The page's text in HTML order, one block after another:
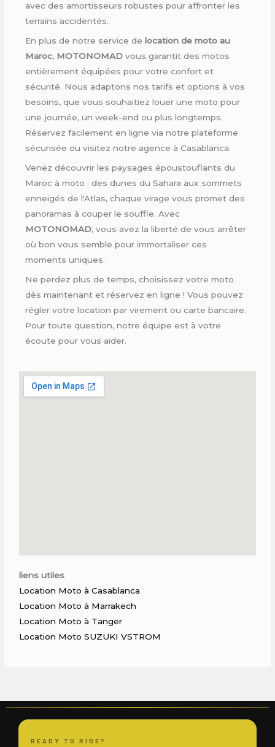
avec des amortisseurs robustes pour affronter les
terrains accidentés.
En plus de notre service de location de moto au
Maroc, MOTONOMAD vous garantit des motos
entièrement équipées pour votre confort et
sécurité. Nous adaptons nos tarifs et options à vos
besoins, que vous souhaitiez louer une moto pour
une journée, un week-end ou plus longtemps.
Réservez facilement en ligne via notre plateforme
sécurisée ou visitez notre agence à Casablanca.
Venez découvrir les paysages époustouflants du
Maroc à moto : des dunes du Sahara aux sommets
enneigés de l'Atlas, chaque virage vous promet des
panoramas à couper le souffle. Avec
MOTONOMAD, vous avez la liberté de vous arrêter
où bon vous semble pour immortaliser ces
moments uniques.
Ne perdez plus de temps, choisissez votre moto
dès maintenant et réservez en ligne ! Vous pouvez
régler votre location par virement ou carte bancaire.
Pour toute question, notre équipe est à votre
écoute pour vous aider.
liens utiles
Location Moto à Casablanca
Location Moto à Marrakech
Location Moto à Tanger
Location Moto SUZUKI VSTROM
READY TO RIDE?